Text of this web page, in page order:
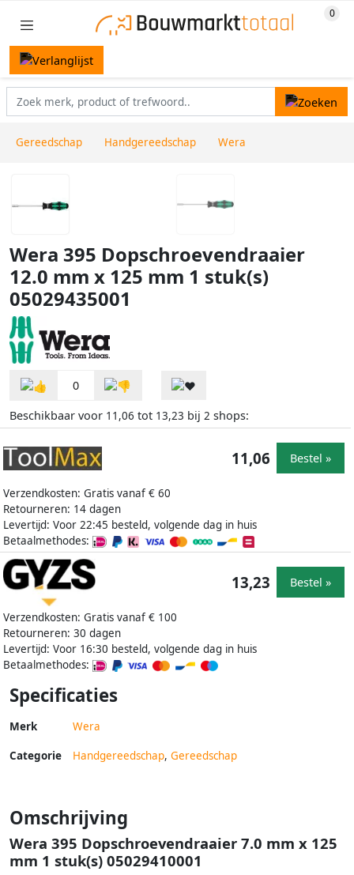
Gereedschap Handgereedschap Wera
Wera 395 Dopschroevendraaier
12.0 mm x 125 mm 1 stuk(s)
05029435001
0
Beschikbaar voor 11,06 tot 13,23 bij 2 shops:
Verzendkosten: Gratis vanaf € 60
Retourneren: 14 dagen
Levertijd: Voor 22:45 besteld, volgende dag in huis
Betaalmethodes:
11,06 Bestel »
Verzendkosten: Gratis vanaf € 100
Retourneren: 30 dagen
Levertijd: Voor 16:30 besteld, volgende dag in huis
Betaalmethodes:
13,23 Bestel »
Specificaties
Merk Wera
Categorie Handgereedschap, Gereedschap
Omschrijving
Wera 395 Dopschroevendraaier 7.0 mm x 125
mm 1 stuk(s) 05029410001